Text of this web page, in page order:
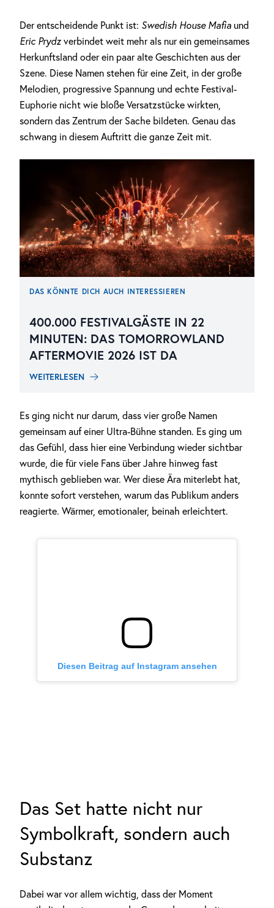
Der entscheidende Punkt ist: Swedish House Mafia und
Eric Prydz verbindet weit mehr als nur ein gemeinsames
Herkunftsland oder ein paar alte Geschichten aus der
Szene. Diese Namen stehen für eine Zeit, in der große
Melodien, progressive Spannung und echte Festival-
Euphorie nicht wie bloße Versatzstücke wirkten,
sondern das Zentrum der Sache bildeten. Genau das
schwang in diesem Auftritt die ganze Zeit mit.
DAS KÖNNTE DICH AUCH INTERESSIEREN
400.000 FESTIVALGÄSTE IN 22
MINUTEN: DAS TOMORROWLAND
AFTERMOVIE 2026 IST DA
WEITERLESEN
Es ging nicht nur darum, dass vier große Namen
gemeinsam auf einer Ultra-Bühne standen. Es ging um
das Gefühl, dass hier eine Verbindung wieder sichtbar
wurde, die für viele Fans über Jahre hinweg fast
mythisch geblieben war. Wer diese Ära miterlebt hat,
konnte sofort verstehen, warum das Publikum anders
reagierte. Wärmer, emotionaler, beinah erleichtert.
Diesen Beitrag auf Instagram ansehen
Das Set hatte nicht nur
Symbolkraft, sondern auch
Substanz
Dabei war vor allem wichtig, dass der Moment